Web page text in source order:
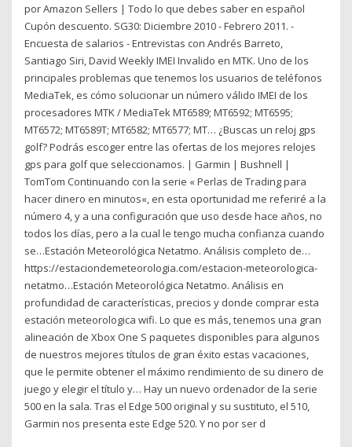
por Amazon Sellers | Todo lo que debes saber en español
Cupón descuento. SG30: Diciembre 2010 - Febrero 2011. -
Encuesta de salarios - Entrevistas con Andrés Barreto,
Santiago Siri, David Weekly IMEI Invalido en MTK. Uno de los
principales problemas que tenemos los usuarios de teléfonos
MediaTek, es cómo solucionar un número válido IMEI de los
procesadores MTK / MediaTek MT6589; MT6592; MT6595;
MT6572; MT6589T; MT6582; MT6577; MT… ¿Buscas un reloj gps
golf? Podrás escoger entre las ofertas de los mejores relojes
gps para golf que seleccionamos. | Garmin | Bushnell |
TomTom Continuando con la serie « Perlas de Trading para
hacer dinero en minutos«, en esta oportunidad me referiré a la
número 4, y a una configuración que uso desde hace años, no
todos los días, pero a la cual le tengo mucha confianza cuando
se…Estación Meteorológica Netatmo. Análisis completo de…
https://estaciondemeteorologia.com/estacion-meteorologica-
netatmo…Estación Meteorológica Netatmo. Análisis en
profundidad de características, precios y donde comprar esta
estación meteorologica wifi. Lo que es más, tenemos una gran
alineación de Xbox One S paquetes disponibles para algunos
de nuestros mejores títulos de gran éxito estas vacaciones,
que le permite obtener el máximo rendimiento de su dinero de
juego y elegir el título y… Hay un nuevo ordenador de la serie
500 en la sala. Tras el Edge 500 original y su sustituto, el 510,
Garmin nos presenta este Edge 520. Y no por ser d